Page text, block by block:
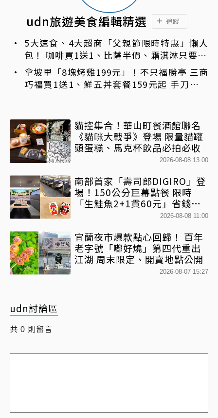
udn旅遊美食編輯精選 追蹤
5大速食、4大超商「父親節限時特惠」懶人
包！ 咖啡買1送1、比薩半價、霜淇淋只要10
元
拿坡里「8塊烤雞199元」！不只福勝亭 三商
巧福買1送1、鮮五丼套餐159元起 手刀免費
貓控集合！華山町餐酒館聯名
《貓咪大戰爭》登場 限量貓罐
頭蛋糕、馬克杯飲品必拍必收
2026-08-08 13:00
南部首家「壽司郎DIGIRO」登
場！150公分巨幕點餐 限時
「生鮭魚2+1貫60元」省錢攻
2026-08-08 11:00
宜蘭夜市爆款點心回歸！ 百年
老字號「嘟好燒」第四代重出
江湖 周末限定、開賣地點公開
2026-08-07 15:27
udn討論區
共 0 則留言